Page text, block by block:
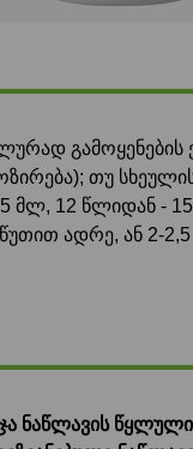
თუ
მლ, 12 წლიდან -
ადრე, ან 2-
ნაწლავის